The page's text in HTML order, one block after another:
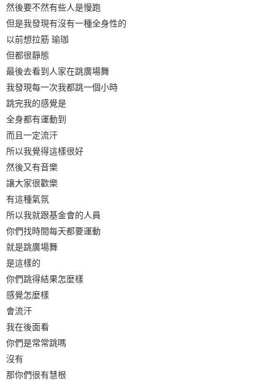
然後要不然有些人是慢跑
但是我發現有沒有一種全身性的
以前想拉筋 瑜珈
但都很靜態
最後去看到人家在跳廣場舞
我發現每一次我都跳一個小時
跳完我的感覺是
全身都有運動到
而且一定流汗
所以我覺得這樣很好
然後又有音樂
讓大家很歡樂
有這種氣氛
所以我就跟基金會的人員
你們找時間每天都要運動
就是跳廣場舞
是這樣的
你們跳得結果怎麼樣
感覺怎麼樣
會流汗
我在後面看
你們是常常跳嗎
沒有
那你們很有慧根